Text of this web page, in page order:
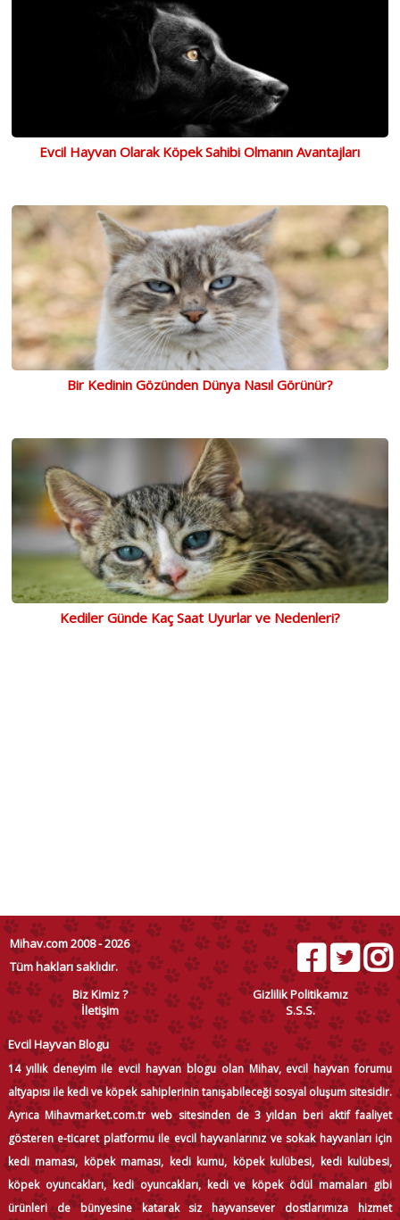
Evcil Hayvan Olarak Köpek Sahibi Olmanın Avantajları
Bir Kedinin Gözünden Dünya Nasıl Görünür?
Kediler Günde Kaç Saat Uyurlar ve Nedenleri?
Mihav.com 2008 - 2026
Tüm hakları saklıdır.
Biz Kimiz ?
Gizlilik Politikamız
İletişim
S.S.S.
Evcil Hayvan Blogu
14 yıllık deneyim ile evcil hayvan blogu olan Mihav, evcil hayvan forumu
altyapısı ile kedi ve köpek sahiplerinin tanışabileceği sosyal oluşum sitesidir.
Ayrıca Mihavmarket.com.tr web sitesinden de 3 yıldan beri aktif faaliyet
gösteren e-ticaret platformu ile evcil hayvanlarınız ve sokak hayvanları için
kedi maması, köpek maması, kedi kumu, köpek kulübesi, kedi kulübesi,
köpek oyuncakları, kedi oyuncakları, kedi ve köpek ödül mamaları gibi
ürünleri de bünyesine katarak siz hayvansever dostlarımıza hizmet